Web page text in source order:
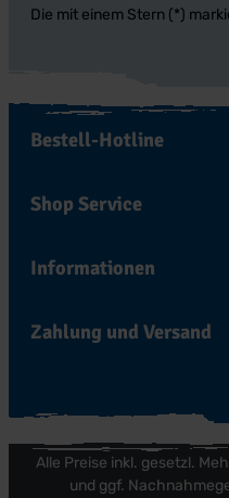
Die mit einem Stern (*)
Bestell-Hotline
Shop Service
Informationen
Zahlung und Versand
Alle Preise inkl. gesetzl.
und ggf.